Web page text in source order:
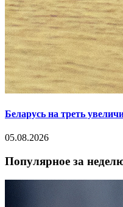
Беларусь на треть
05.08.2026
Популярное за